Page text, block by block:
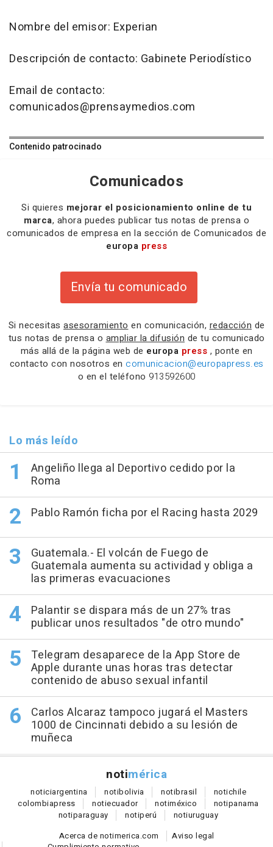
Nombre del emisor: Experian
Descripción de contacto: Gabinete Periodístico
Email de contacto:
comunicados@prensaymedios.com
Contenido patrocinado
Comunicados
Si quieres mejorar el posicionamiento online de tu
marca, ahora puedes publicar tus notas de prensa o
comunicados de empresa en la sección de Comunicados de
europa press
Envía tu comunicado
Si necesitas asesoramiento en comunicación, redacción de
tus notas de prensa o ampliar la difusión de tu comunicado
más allá de la página web de europa press , ponte en
contacto con nosotros en comunicacion@europapress.es
o en el teléfono 913592600
Lo más leído
Angeliño llega al Deportivo cedido por la
Roma
Pablo Ramón ficha por el Racing hasta 2029
Guatemala.- El volcán de Fuego de
Guatemala aumenta su actividad y obliga a
las primeras evacuaciones
Palantir se dispara más de un 27% tras
publicar unos resultados "de otro mundo"
Telegram desaparece de la App Store de
Apple durante unas horas tras detectar
contenido de abuso sexual infantil
Carlos Alcaraz tampoco jugará el Masters
1000 de Cincinnati debido a su lesión de
muñeca
notimérica
noticiargentina notibolivia notibrasil notichile
colombiapress notiecuador notiméxico notipanama
notiparaguay notiperú notiuruguay
Acerca de notimerica.com
Aviso legal